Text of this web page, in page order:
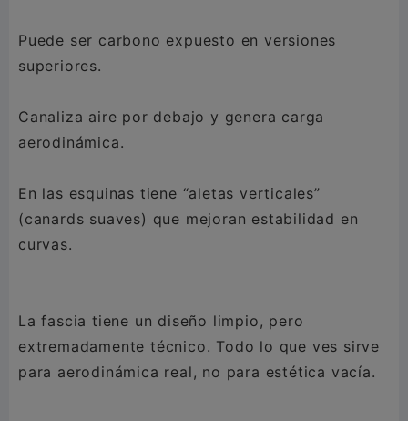
Puede ser carbono expuesto en versiones
superiores.
Canaliza aire por debajo y genera carga
aerodinámica.
En las esquinas tiene “aletas verticales”
(canards suaves) que mejoran estabilidad en
curvas.
La fascia tiene un diseño limpio, pero
extremadamente técnico. Todo lo que ves sirve
para aerodinámica real, no para estética vacía.